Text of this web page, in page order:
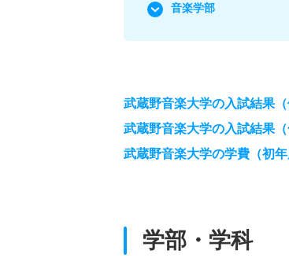
音楽学部
武蔵野音楽大学の入試結果（
武蔵野音楽大学の入試結果
武蔵野音楽大学の学費（初
学部・学科